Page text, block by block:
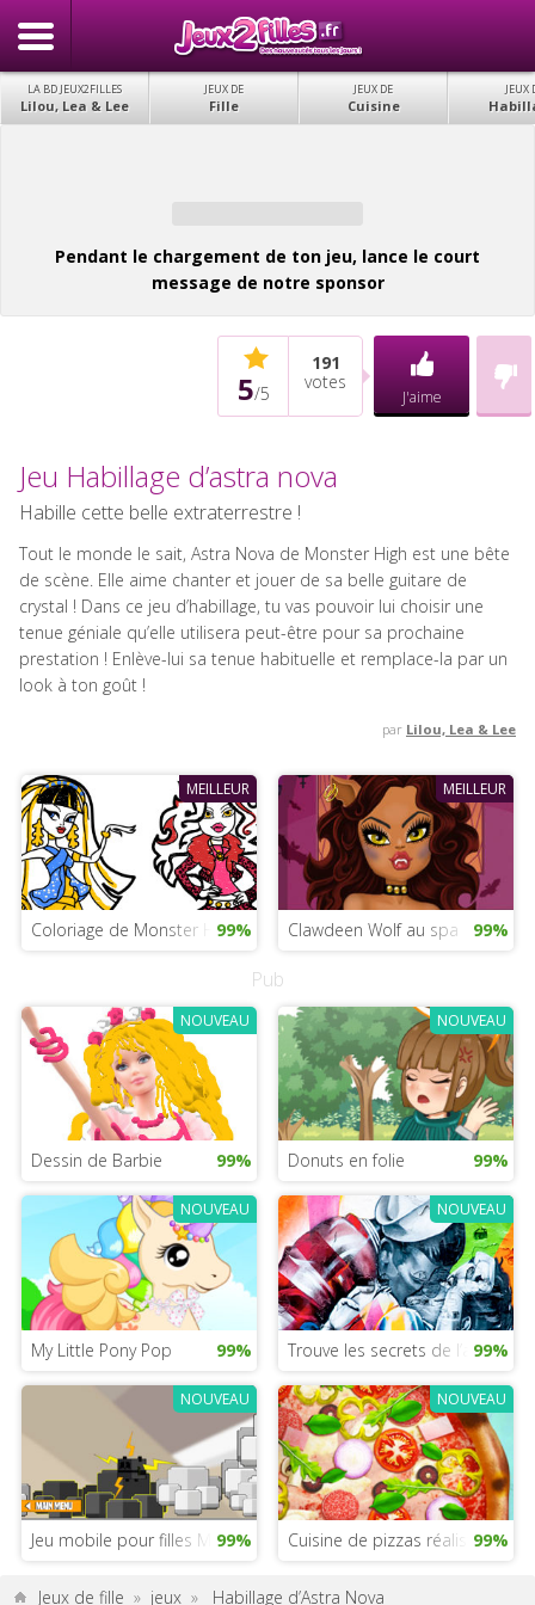
LA BD JEUX2FILLES
Lilou, Lea & Lee
JEUX DE
Fille
JEUX DE
Cuisine
JEUX
Pendant le chargement de ton jeu, lance le court
message de notre sponsor
5/5
191
votes
J'aime
Jeu Habillage d’astra nova
Habille cette belle extraterrestre !
Tout le monde le sait, Astra Nova de Monster High est une bête
de scène. Elle aime chanter et jouer de sa belle guitare de
crystal ! Dans ce jeu d’habillage, tu vas pouvoir lui choisir une
tenue géniale qu’elle utilisera peut-être pour sa prochaine
prestation ! Enlève-lui sa tenue habituelle et remplace-la par un
look à ton goût !
par Lilou, Lea & Lee
MEILLEUR
Coloriage de Monster High pour filles
99%
MEILLEUR
Clawdeen Wolf au spa 99%
Pub
NOUVEAU
Dessin de Barbie 99%
NOUVEAU
Donuts en folie 99%
NOUVEAU
My Little Pony Pop 99%
NOUVEAU
Trouve les secrets de l’amour
99%
NOUVEAU
Jeu mobile pour filles Minecraft
99%
NOUVEAU
Cuisine de pizzas réalistes99%
Jeux de fille » jeux » Habillage d’Astra Nova